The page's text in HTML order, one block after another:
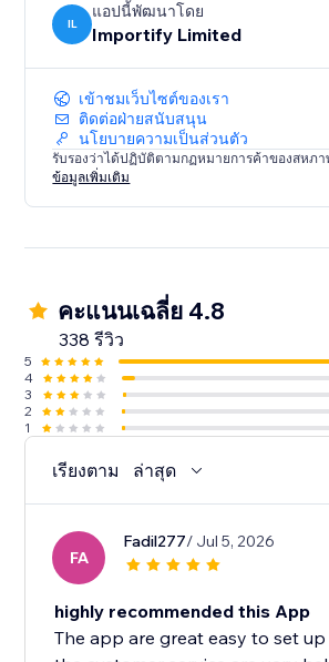
IL
แอปนี้พัฒนาโดย
Importify Limited
เข้าชมเว็บไซต์ของเรา
ติดต่อฝ่ายสนับสนุน
นโยบายความเป็นส่วนตัว
รับรองว่าได้ปฏิบัติตามกฏหมายการค้าของสหภา
ข้อมูลเพิ่มเติม
คะแนนเฉลี่ย 4.8
338 รีวิว
5
4
3
2
1
เรียงตาม ล่าสุด
FA
Fadil277/ Jul 5, 2026
highly recommended this App
The app are great easy to set